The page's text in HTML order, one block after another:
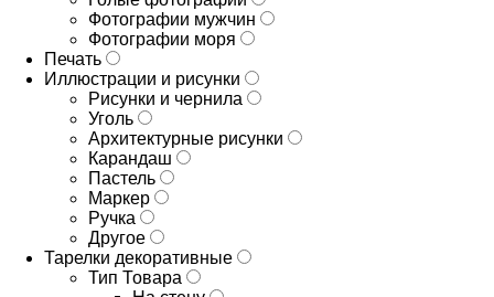
Фотографии мужчин
Фотографии моря
Печать
Иллюстрации и рисунки
Рисунки и чернила
Уголь
Архитектурные рисунки
Карандаш
Пастель
Маркер
Ручка
Другое
Тарелки декоративные
Тип Товара